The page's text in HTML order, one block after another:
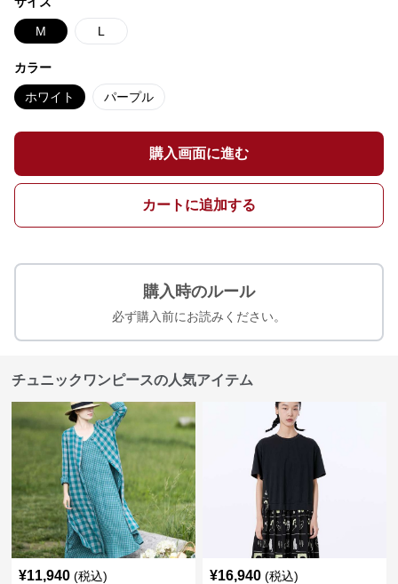
M L
カラー
ホワイト パープル
購入画面に進む
カートに追加する
購入時のルール
必ず購入前にお読みください。
チュニックワンピースの人気アイテム
¥11,940 (税込) ¥16,940 (税込)